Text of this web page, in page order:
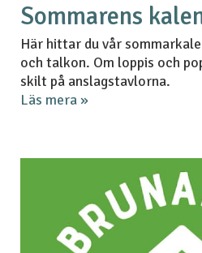
Sommarens
Här hittar du vår
och talkon. Om loppis och
skilt på anslagstavlorna.
Läs mera »